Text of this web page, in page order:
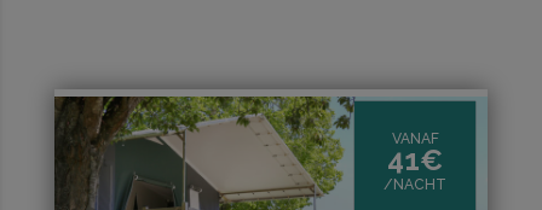
VANAF
41€
/NACHT